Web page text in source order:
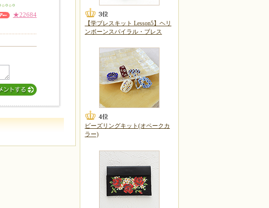
★22684
【学ブレスキット Lesson5】ヘリ
ンボーンスパイラル・ブレス
ビーズリングキット(オペークカ
ラー)